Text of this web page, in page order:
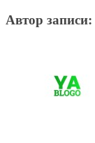
Автор записи: